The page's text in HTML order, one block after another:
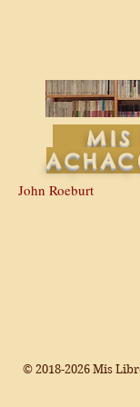
MIS
John Roeburt
© 2018-2026 Mis